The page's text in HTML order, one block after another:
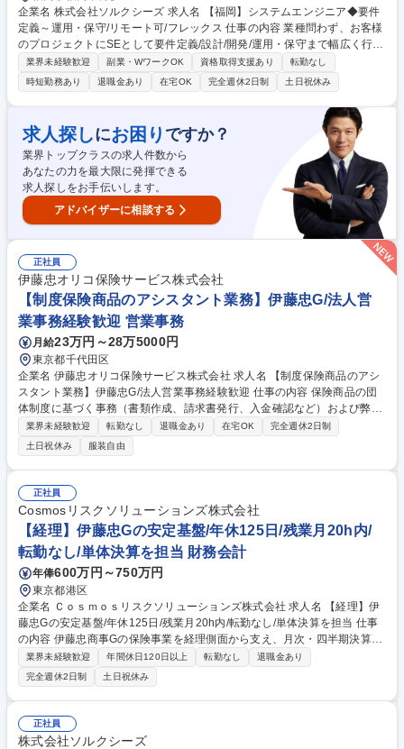
企業名 株式会社ソルクシーズ 求人名 【福岡】システムエンジニア◆要件
定義～運用・保守/リモート可/フレックス 仕事の内容 業種問わず、お客様
のプロジェクトにSEとして要件定義/設計/開発/運用・保守まで幅広く行っ
ていただきます。5名程度のチームに入っていただき、まずはメンバーと
して設計や開発を中心に、 ゆくゆくはリーダーやサブリーダーとしてご経
験を積んでいただきます。 ≪具体的には≫ ■要件定義 ■設計(概要設計/基
本設計/データベース設計/インターフェース設計/テスト設計)■仕様書作成■
プログラミング■保守・運用 募集職種 【福岡】システムエンジニア◆要件
定義～運用・保守/リモート可/フレックス
業界未経験歓迎 副業・WワークOK 資格取得支援あり
転勤なし
時短勤務あり
退職金あり 在宅OK 完全週休2日制 土日祝休み
求人探しにお困り ですか？
業界トップクラスの求人件数から
あなたの力を最大限に発揮できる
求人探しをお手伝いします。
アドバイザーに相談する
正社員
伊藤忠オリコ保険サービス株式会社
【制度保険商品のアシスタント業務】伊藤忠G/法人営
業事務経験歓迎 営業事務
月給23万円～28万5000円
東京都千代田区
企業名 伊藤忠オリコ保険サービス株式会社 求人名 【制度保険商品のアシ
スタント業務】伊藤忠G/法人営業事務経験歓迎 仕事の内容 保険商品の団
体制度に基づく事務（書類作成、請求書発行、入金確認など）および弊社
支店および顧客対応業務（メール・電話等）全般をご担当いただきます。
営業担当やお客様をサポートするやりがいのある仕事です。 ■見積書、請
求書、その他各種書類の作成 ■社内システムへのデータ入力、入金確認な
どの事務局運営業務 ■契約者様や営業担当からの問い合わせ対応（メー
ル・電話） ■その他、庶務業務全般 ※制度保険商品：全営業店で取り組む
包括的な損害保険契約のことです。 【業務内容の変更範囲】当社の指定す
る業務 募集職種 【制度保険商品のアシスタント業務】伊藤忠G/法人営業
事務経験歓迎
業界未経験歓迎 転勤なし 退職金あり 在宅OK
完全週休2日制
土日祝休み
服装自由
正社員
Cosmosリスクソリューションズ株式会社
【経理】伊藤忠Gの安定基盤/年休125日/残業月20h内/
転勤なし/単体決算を担当 財務会計
年俸600万円～750万円
東京都港区
企業名 Ｃｏｓｍｏｓリスクソリューションズ株式会社 求人名 【経理】伊
藤忠Gの安定基盤/年休125日/残業月20h内/転勤なし/単体決算を担当 仕事
の内容 伊藤忠商事Gの保険事業を経理側面から支え、月次・四半期決算に
おける仕訳入力～予実管理業務等を担っていただきます。月次決算領域か
ら業務を開始し、ゆくゆくはグループ会社を含む連結決算をお任せしま
す。 ■日次経理業務（伝票作成・仕訳計上、経費・請求書・税金等の支払
実務及び管理） ■月次・四半期・年次決算における仕訳入力および予実管
理業務（試算表の作成、税金計算、各勘定残高管理、決算分析） ■各種対
応業務（資金繰り、会計監査、税務申告）※現在は勘定奉行を使用（月10
業界未経験歓迎 年間休日120日以上 転勤なし
退職金あり
完全週休2日制
土日祝休み
正社員
株式会社ソルクシーズ